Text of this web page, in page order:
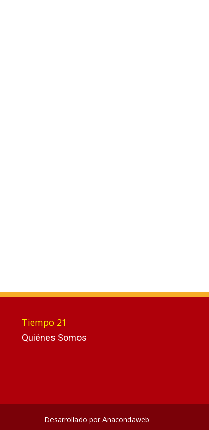
Tiempo 21
Quiénes Somos
Desarrollado por Anacondaweb